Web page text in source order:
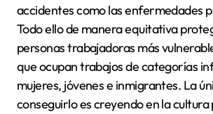
accidentes como las enfermedades
Todo ello de manera equitativa
personas trabajadoras más
que ocupan trabajos de categorías
mujeres, jóvenes e inmigrantes. La
conseguirlo es creyendo en la